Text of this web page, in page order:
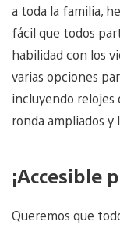
a toda la familia,
fácil que todos
habilidad con los
varias opciones
incluyendo relojes
ronda ampliados y
¡Accesible
Queremos que